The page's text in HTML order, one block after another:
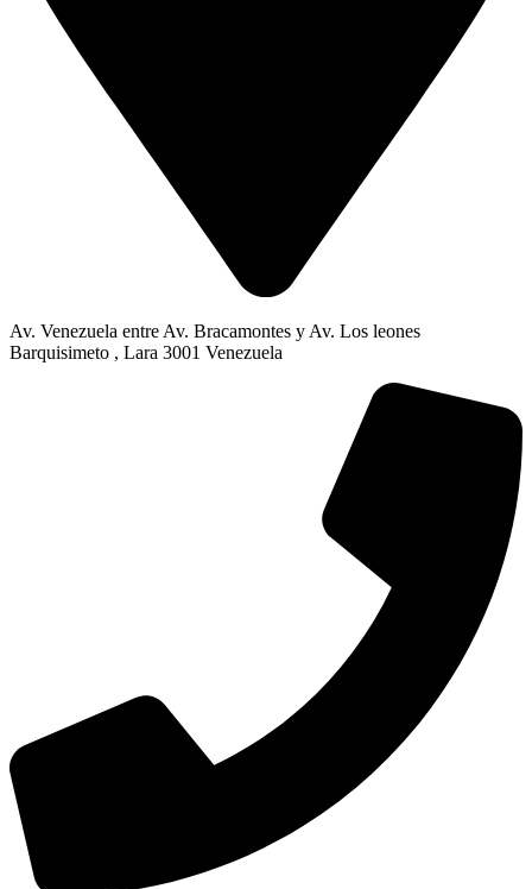
Av. Venezuela entre Av. Bracamontes y Av. Los leones
Barquisimeto , Lara 3001 Venezuela